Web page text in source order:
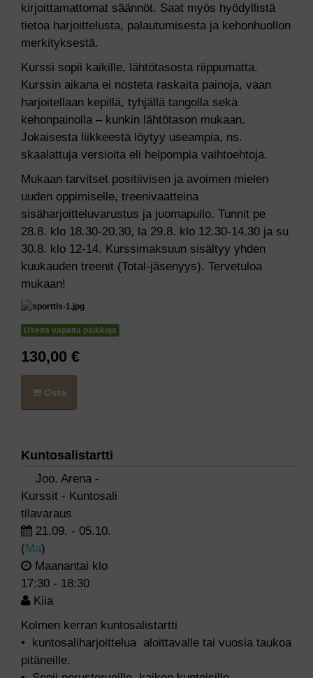
kirjoittamattomat säännöt. Saat myös hyödyllistä
tietoa harjoittelusta, palautumisesta ja kehonhuollon
merkityksestä.
Kurssi sopii kaikille, lähtötasosta riippumatta.
Kurssin aikana ei nosteta raskaita painoja, vaan
harjoitellaan kepillä, tyhjällä tangolla sekä
kehonpainolla – kunkin lähtötason mukaan.
Jokaisesta liikkeestä löytyy useampia, ns.
skaalattuja versioita eli helpompia vaihtoehtoja.
Mukaan tarvitset positiivisen ja avoimen mielen
uuden oppimiselle, treenivaatteina
sisäharjoitteluvarustus ja juomapullo. Tunnit pe
28.8. klo 18.30-20.30, la 29.8. klo 12.30-14.30 ja su
30.8. klo 12-14. Kurssimaksuun sisältyy yhden
kuukauden treenit (Total-jäsenyys). Tervetuloa
mukaan!
Useita vapaita paikkoja
130,00 €
Osta
Kuntosalistartti
Joo. Arena -
Kurssit - Kuntosali
tilavaraus
21.09. - 05.10.
( Ma)
Maanantai klo
17:30 - 18:30
Kiia
Kolmen kerran kuntosalistartti
•⁠ ⁠kuntosaliharjoittelua aloittavalle tai vuosia taukoa
pitäneille.